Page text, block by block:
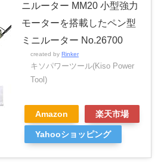
ニルーター MM20 小型強力
モーターを搭載したペン型
ミニルーター No.26700
created by Rinker
キソパワーツール(Kiso Power
Tool)
Amazon 楽天市場
Yahooショッピング